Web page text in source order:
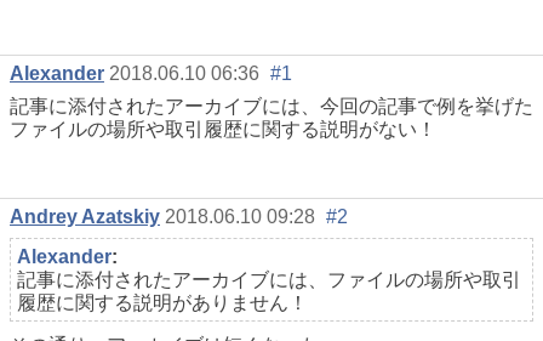
Alexander 2018.06.10 06:36 #1
記事に添付されたアーカイブには、今回の記事で例を挙げた
ファイルの場所や取引履歴に関する説明がない！
Andrey Azatskiy 2018.06.10 09:28 #2
Alexander:
記事に添付されたアーカイブには、ファイルの場所や取引
履歴に関する説明がありません！